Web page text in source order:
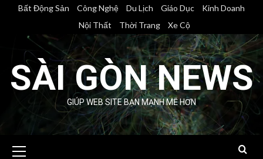
content
Bất Động Sản Công Nghệ Du Lịch Giáo Dục
Kinh Doanh
Nội Thất
Thời Trang Xe Cộ
SÀI GÒN NEWS
GIÚP WEB SITE BẠN MẠNH MẼ HƠN
Menu